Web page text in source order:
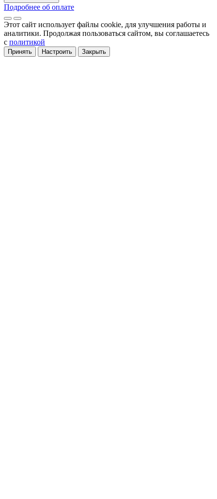
Подробнее об оплате
Этот сайт использует файлы cookie, для улучшения работы и
аналитики. Продолжая пользоваться сайтом, вы соглашаетесь
с политикой
Принять Настроить Закрыть